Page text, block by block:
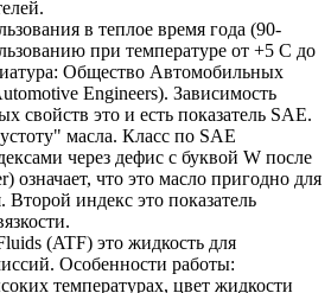
в теплое время года (90-
при температуре от +5 С до
Общество Автомобильных
Engineers). Зависимость
свойств это и есть показатель SAE.
масла. Класс по SAE
через дефис с буквой W после
что это масло пригодно для
Второй индекс это показатель
(ATF) это жидкость для
Особенности работы:
температурах, цвет жидкости